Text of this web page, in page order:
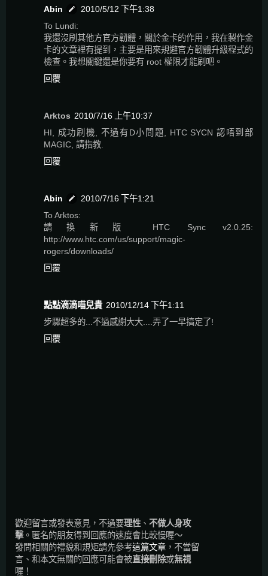
Abin
2010/5/12 下午1:38
To Lundi:
我還沒刷其他方官方韌體，關於金卡的作用，我在製作金
卡的文章裡有提到，主要是用來規避官方韌體升級程式的
檢查。我想關鍵還是你要有 root 權限才能刷吧。
回覆
Arktos 2010/7/16 上午10:37
HI, 成功刷機, 不過有D小問題, HTC SYCN 認唔到部
MAGIC, 請指教.
回覆
Abin
2010/7/16 下午1:21
To Arktos:
請換新版 HTC Sync v2.0.25:
http://www.htc.com/us/support/magic-
rogers/downloads/
回覆
點點滴滴喵兒貴 2010/12/14 下午1:11
步驟超多的...不過感謝大大....弄了一早搞定了!
回覆
歡迎留言或發表意見，不過要理性 、 不做人身攻
擊。匿名的朋友得到回應的速度會比較慢喔～
發問相關的禮貌和規矩請先參考這篇文章 ，不當留
言、和本文無關的回應可能會被直接刪除或無視
喔！